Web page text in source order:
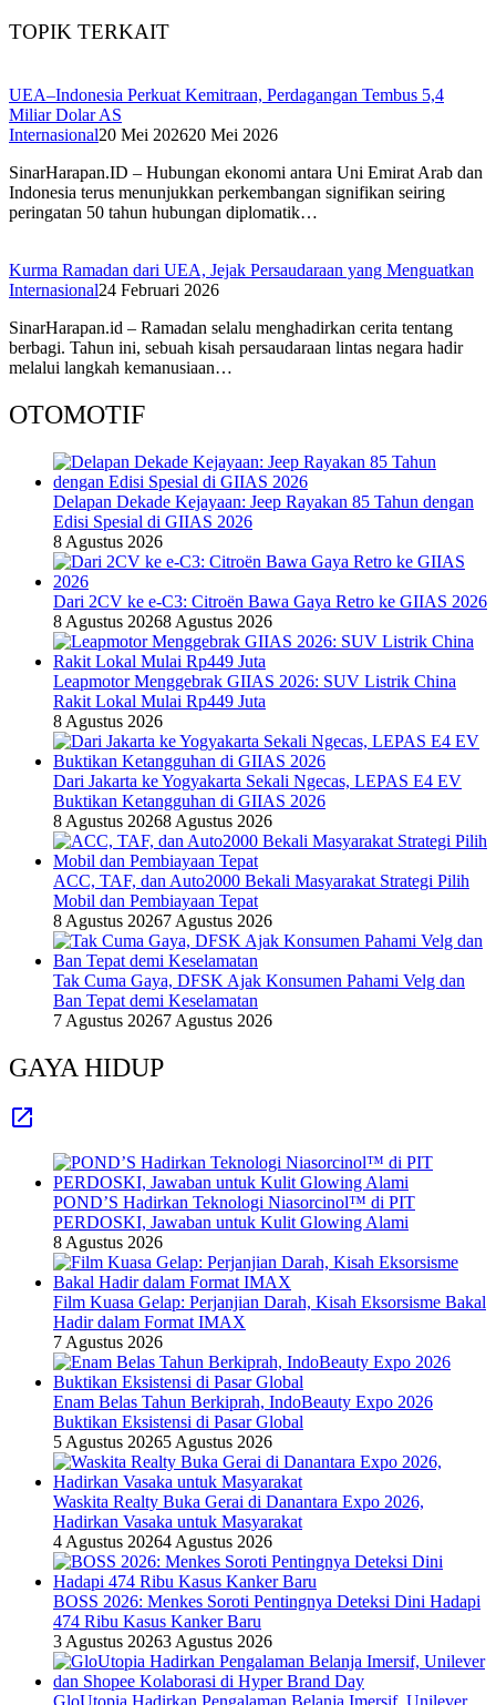
TOPIK TERKAIT
UEA–Indonesia Perkuat Kemitraan, Perdagangan Tembus 5,4
Miliar Dolar AS
Internasional20 Mei 202620 Mei 2026
SinarHarapan.ID – Hubungan ekonomi antara Uni Emirat Arab dan
Indonesia terus menunjukkan perkembangan signifikan seiring
peringatan 50 tahun hubungan diplomatik…
Kurma Ramadan dari UEA, Jejak Persaudaraan yang Menguatkan
Internasional24 Februari 2026
SinarHarapan.id – Ramadan selalu menghadirkan cerita tentang
berbagi. Tahun ini, sebuah kisah persaudaraan lintas negara hadir
melalui langkah kemanusiaan…
OTOMOTIF
Delapan Dekade Kejayaan: Jeep Rayakan 85 Tahun dengan
Edisi Spesial di GIIAS 2026
8 Agustus 2026
Dari 2CV ke e-C3: Citroën Bawa Gaya Retro ke GIIAS 2026
8 Agustus 20268 Agustus 2026
Leapmotor Menggebrak GIIAS 2026: SUV Listrik China
Rakit Lokal Mulai Rp449 Juta
8 Agustus 2026
Dari Jakarta ke Yogyakarta Sekali Ngecas, LEPAS E4 EV
Buktikan Ketangguhan di GIIAS 2026
8 Agustus 20268 Agustus 2026
ACC, TAF, dan Auto2000 Bekali Masyarakat Strategi Pilih
Mobil dan Pembiayaan Tepat
8 Agustus 20267 Agustus 2026
Tak Cuma Gaya, DFSK Ajak Konsumen Pahami Velg dan
Ban Tepat demi Keselamatan
7 Agustus 20267 Agustus 2026
GAYA HIDUP
POND’S Hadirkan Teknologi Niasorcinol™ di PIT
PERDOSKI, Jawaban untuk Kulit Glowing Alami
8 Agustus 2026
Film Kuasa Gelap: Perjanjian Darah, Kisah Eksorsisme Bakal
Hadir dalam Format IMAX
7 Agustus 2026
Enam Belas Tahun Berkiprah, IndoBeauty Expo 2026
Buktikan Eksistensi di Pasar Global
5 Agustus 20265 Agustus 2026
Waskita Realty Buka Gerai di Danantara Expo 2026,
Hadirkan Vasaka untuk Masyarakat
4 Agustus 20264 Agustus 2026
BOSS 2026: Menkes Soroti Pentingnya Deteksi Dini Hadapi
474 Ribu Kasus Kanker Baru
3 Agustus 20263 Agustus 2026